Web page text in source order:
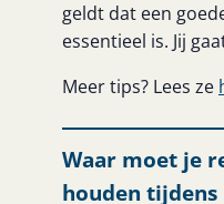
geldt dat een
essentieel is. Jij
Meer tips? Lees ze
Waar moet je
houden tijdens